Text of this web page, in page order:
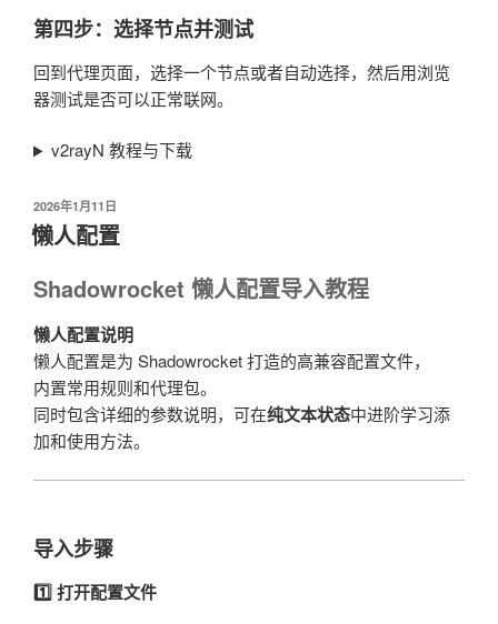
第四步：选择节点并测试
回到代理页面，选择一个节点或者自动选择，然后用浏览
器测试是否可以正常联网。
v2rayN 教程与下载
发
布
于
2026年1月11日
懒人配置
Shadowrocket 懒人配置导入教程
懒人配置说明
懒人配置是为 Shadowrocket 打造的高兼容配置文件，
内置常用规则和代理包。
同时包含详细的参数说明，可在纯文本状态中进阶学习添
加和使用方法。
导入步骤
1️⃣ 打开配置文件